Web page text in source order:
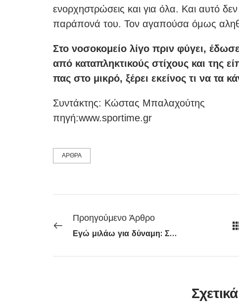
ενορχηστρώσεις και για όλα. Και αυτό
παράπονά του. Τον αγαπούσα όμως
Στο νοσοκομείο λίγο πριν φύγει,
από καταπληκτικούς στίχους και της
πας στο μικρό, ξέρει εκείνος τι να τα
Συντάκτης: Κώστας Μπαλαχούτης
πηγή:www.sportime.gr
ΑΡΘΡΑ
Προηγούμενο Άρθρο
Εγώ μιλάω για δύναμη: Συζήτηση με τη Λίνα Νικολακοπούλου